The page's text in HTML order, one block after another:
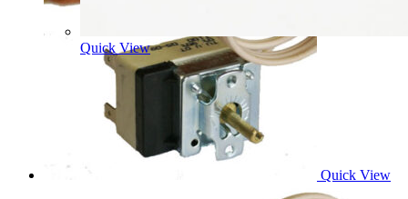
Quick View
Quick View